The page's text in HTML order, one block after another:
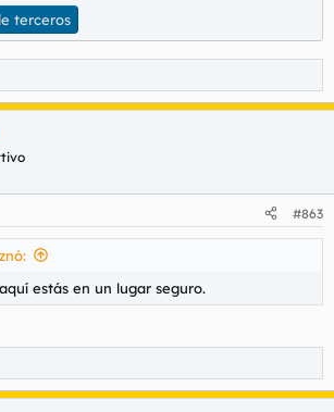
terceros
#863
estás en un lugar seguro.